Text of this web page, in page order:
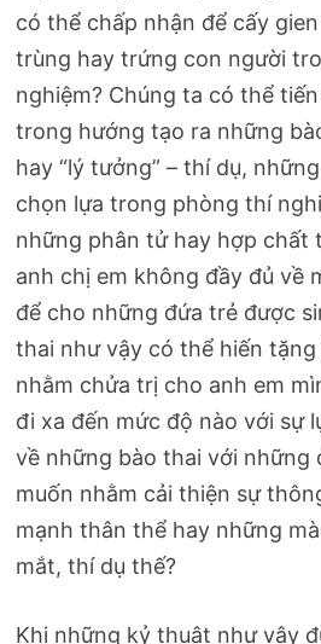
có thể chấp nhận để cấy
trùng hay trứng con người
nghiệm? Chúng ta có thể
trong hướng tạo ra những
hay “lý tưởng” – thí dụ,
chọn lựa trong phòng thí
những phân tử hay hợp chất
anh chị em không đầy đủ về
để cho những đứa trẻ được
thai như vậy có thể hiến
nhằm chửa trị cho anh em
đi xa đến mức độ nào với sự
về những bào thai với những
muốn nhằm cải thiện sự
mạnh thân thể hay những
mắt, thí dụ thế?
Khi những kỷ thuật như vậy